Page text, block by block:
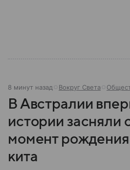
8 минут назад Вокруг Света
В Австралии
истории засняли
момент рождения
кита